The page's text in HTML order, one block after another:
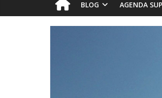
BLOG AGENDA SUP